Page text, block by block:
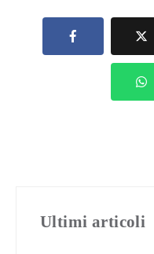
Ultimi articoli